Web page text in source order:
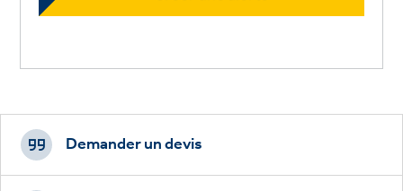
Footer
CTAs
Demander un devis